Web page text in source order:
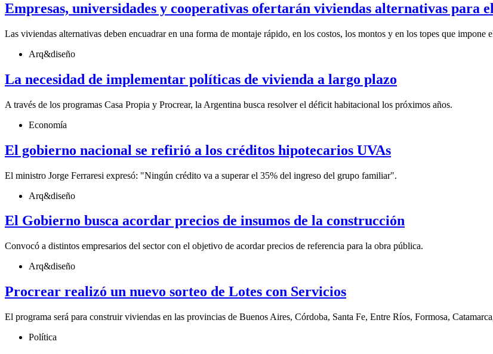
Empresas, universidades y cooperativas ofertarán viviendas alternativas para
Las viviendas alternativas deben encuadrar en una forma de montaje rápido, en los costos, los montos y en los topes que impone
Arq&diseño
La necesidad de implementar políticas de vivienda a largo plazo
A través de los programas Casa Propia y Procrear, la Argentina busca resolver el déficit habitacional los próximos años.
Economía
El gobierno nacional se refirió a los créditos hipotecarios UVAs
El ministro Jorge Ferraresi expresó: "Ningún crédito va a superar el 35% del ingreso del grupo familiar".
Arq&diseño
El Gobierno busca acordar precios de insumos de la construcción
Convocó a distintos empresarios del sector con el objetivo de acordar precios de referencia para la obra pública.
Arq&diseño
Procrear realizó un nuevo sorteo de Lotes con Servicios
El programa será para construir viviendas en las provincias de Buenos Aires, Córdoba, Santa Fe, Entre Ríos, Formosa,
Política